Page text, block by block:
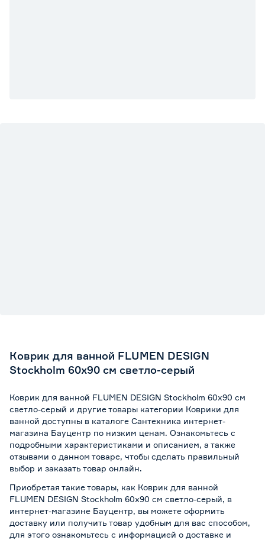
Коврик для ванной FLUMEN DESIGN
Stockholm 60х90 см светло-серый
Коврик для ванной FLUMEN DESIGN Stockholm 60х90 см
светло-серый и другие товары категории Коврики для
ванной доступны в каталоге Сантехника интернет-
магазина Бауцентр по низким ценам. Ознакомьтесь с
подробными характеристиками и описанием, а также
отзывами о данном товаре, чтобы сделать правильный
выбор и заказать товар онлайн.
Приобретая такие товары, как Коврик для ванной
FLUMEN DESIGN Stockholm 60х90 см светло-серый, в
интернет-магазине Бауцентр, вы можете оформить
доставку или получить товар удобным для вас способом,
для этого ознакомьтесь с информацией о доставке и